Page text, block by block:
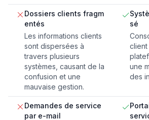
Dossiers clients fragm
entés
Les informations clients
sont dispersées à
travers plusieurs
systèmes, causant de la
confusion et une
mauvaise gestion.
sé
client
une
des
Demandes de service
par e-mail